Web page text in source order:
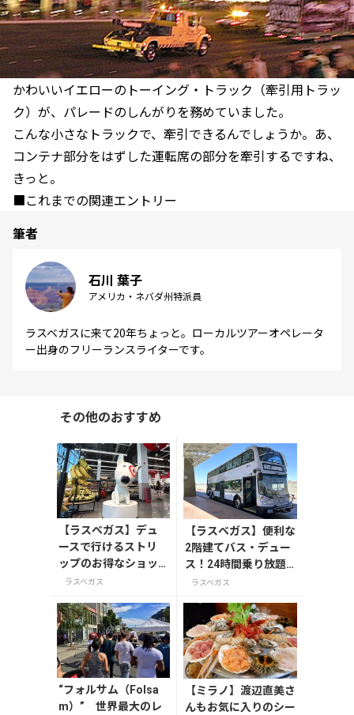
かわいいイエローのトーイング・トラック（牽引用トラッ
ク）が、パレードのしんがりを務めていました。
こんな小さなトラックで、牽引できるんでしょうか。あ、
コンテナ部分をはずした運転席の部分を牽引するですね、
きっと。
■これまでの関連エントリー
筆者
石川 葉子
アメリカ・ネバダ州特派員
ラスベガスに来て20年ちょっと。ローカルツアーオペレータ
ー出身のフリーランスライターです。
その他のおすすめ
【ラスベガス】デュ
ースで行けるストリ
ップのお得なショッ
ピングスポット3選
ラスベガス
【ラスベガス】便利な
2階建てバス・デュー
ス！24時間乗り放題
パスも
ラスベガス
“フォルサム（Folsa
m）” 世界最大のレ
【ミラノ】渡辺直美さ
んもお気に入りのシー